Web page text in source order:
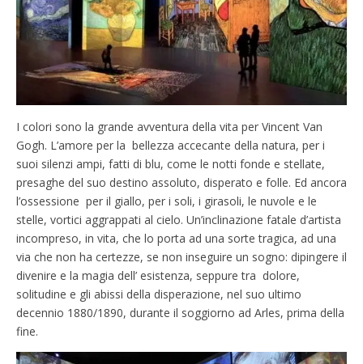
I colori sono la grande avventura della vita per Vincent Van
Gogh. L’amore per la bellezza accecante della natura, per i
suoi silenzi ampi, fatti di blu, come le notti fonde e stellate,
presaghe del suo destino assoluto, disperato e folle. Ed ancora
l’ossessione per il giallo, per i soli, i girasoli, le nuvole e le
stelle, vortici aggrappati al cielo. Un’inclinazione fatale d’artista
incompreso, in vita, che lo porta ad una sorte tragica, ad una
via che non ha certezze, se non inseguire un sogno: dipingere il
divenire e la magia dell’ esistenza, seppure tra dolore,
solitudine e gli abissi della disperazione, nel suo ultimo
decennio 1880/1890, durante il soggiorno ad Arles, prima della
fine.